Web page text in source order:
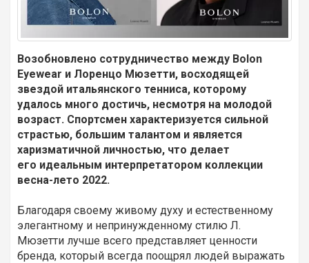
Возобновлено сотрудничество между Bolon
Eyewear и Лоренцо Мюзетти, восходящей
звездой итальянского тенниса, которому
удалось много достичь, несмотря на молодой
возраст. Спортсмен характеризуется сильной
страстью, большим талантом и является
харизматичной личностью, что делает
его идеальным интерпретатором коллекции
весна-лето 2022.
Благодаря своему живому духу и естественному
элегантному и непринужденному стилю Л.
Мюзетти лучше всего представляет ценности
бренда, который всегда поощрял людей выражать